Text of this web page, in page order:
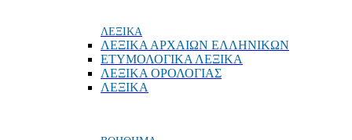
ΛΕΞΙΚΑ
ΛΕΞΙΚΑ ΑΡΧΑΙΩΝ ΕΛΛΗΝΙΚΩΝ
ΕΤΥΜΟΛΟΓΙΚΑ ΛΕΞΙΚΑ
ΛΕΞΙΚΑ ΟΡΟΛΟΓΙΑΣ
ΛΕΞΙΚΑ